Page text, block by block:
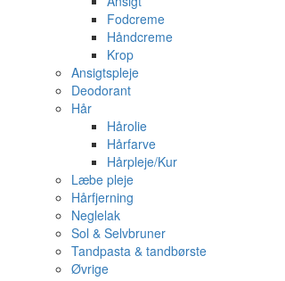
Fodcreme
Håndcreme
Krop
Ansigtspleje
Deodorant
Hår
Hårolie
Hårfarve
Hårpleje/Kur
Læbe pleje
Hårfjerning
Neglelak
Sol & Selvbruner
Tandpasta & tandbørste
Øvrige